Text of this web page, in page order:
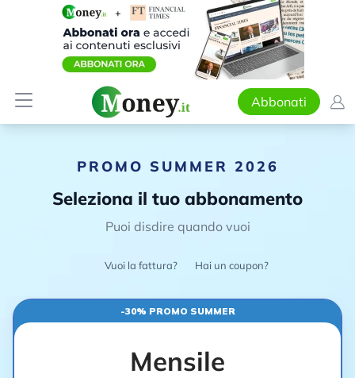
Abbonati
PROMO SUMMER 2026
Seleziona il tuo abbonamento
Puoi disdire quando vuoi
Vuoi la fattura? Hai un coupon?
-30% PROMO SUMMER
Mensile